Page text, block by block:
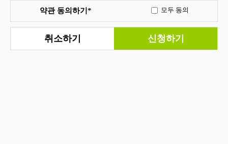
약관 동의하기* 모두 동의
취소하기 신청하기